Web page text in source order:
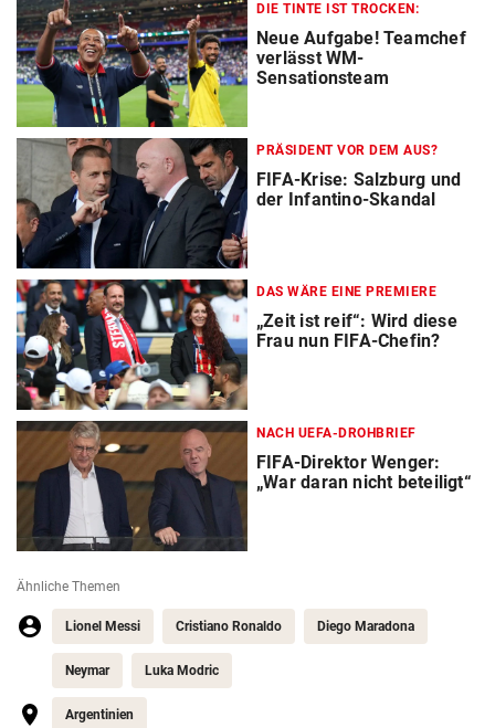
DIE TINTE IST TROCKEN:
Neue Aufgabe! Teamchef
verlässt WM-
Sensationsteam
PRÄSIDENT VOR DEM AUS?
FIFA-Krise: Salzburg und
der Infantino-Skandal
DAS WÄRE EINE PREMIERE
„Zeit ist reif“: Wird diese
Frau nun FIFA-Chefin?
NACH UEFA-DROHBRIEF
FIFA-Direktor Wenger:
„War daran nicht beteiligt“
Ähnliche Themen
Lionel Messi Cristiano Ronaldo Diego Maradona
Neymar Luka Modric
Argentinien